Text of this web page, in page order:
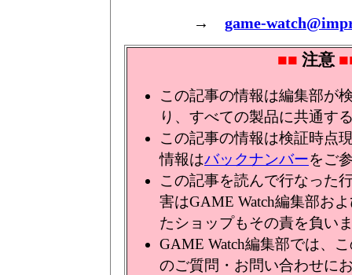
→ game-
■■ 注意
この記事の情報は編集部が
り、すべての製品に共通す
この記事の情報は検証時点
情報はバックナンバーをご
この記事を読んで行なった
害はGAME Watch編集部お
たショップもその責を負い
GAME Watch編集部では、
のご質問・お問い合わせに